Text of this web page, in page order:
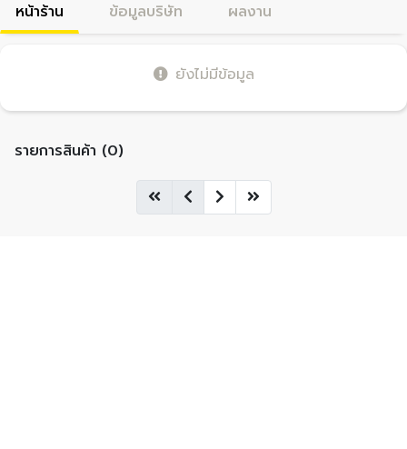
หน้าร้าน ข้อมูลบริษัท ผลงาน
ยังไม่มีข้อมูล
รายการสินค้า (0)